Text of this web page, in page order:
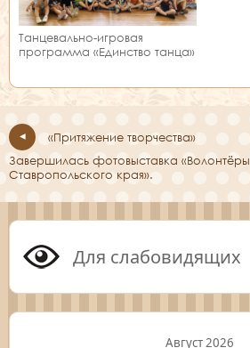
Танцевально-игровая
программа «Единство танца»
«Притяжение творчества»
Завершилась фотовыставка «Волонтёры
Ставропольского края».
Для слабовидящих
Август 2026